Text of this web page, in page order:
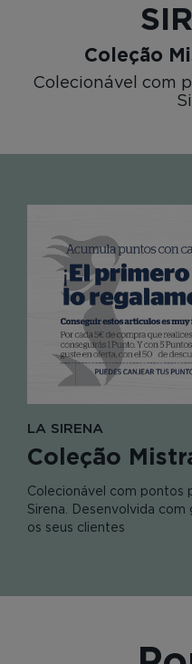
Coleção
Colecionável com
LA SIRENA
Coleção
Colecionável com pontos
Sirena. Desenvolvida
os seus clientes